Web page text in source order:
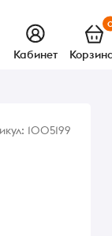
Кабинет
1005199